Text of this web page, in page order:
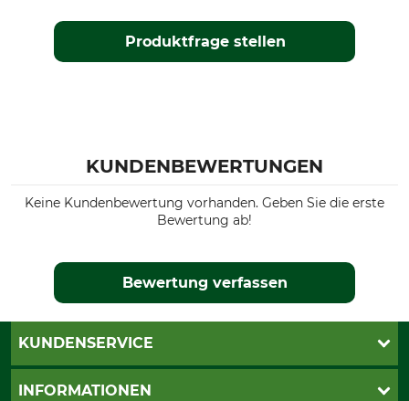
Produktfrage stellen
KUNDENBEWERTUNGEN
Keine Kundenbewertung vorhanden. Geben Sie die erste
Bewertung ab!
Bewertung verfassen
KUNDENSERVICE
Katalogbestellung
INFORMATIONEN